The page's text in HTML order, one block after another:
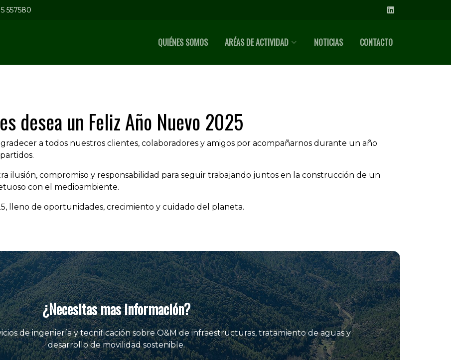
557580
QUIÉNES SOMOS ARÉAS DE ACTIVIDAD NOTICIAS CONTACTO
desea un Feliz Año Nuevo 2025
a todos nuestros clientes, colaboradores y amigos por acompañarnos durante un año
ilusión, compromiso y responsabilidad para seguir trabajando juntos en la construcción de un
con el medioambiente.
lleno de oportunidades, crecimiento y cuidado del planeta.
¿Necesitas mas información?
de ingeniería y tecnificación sobre O&M de infraestructuras, tratamiento de aguas y
desarrollo de movilidad sostenible.